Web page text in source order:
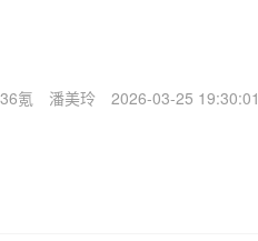
36氪 潘美玲 2026-03-25 19:30:01